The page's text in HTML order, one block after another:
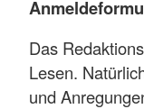
Das
Lesen.
und